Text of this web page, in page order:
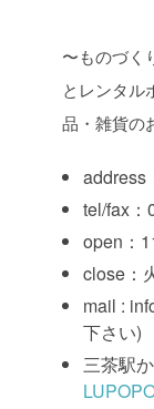
〜ものづく
とレンタル
品・雑貨の
address
tel/fax：
open：
close：
mail :
下さい)
三茶駅